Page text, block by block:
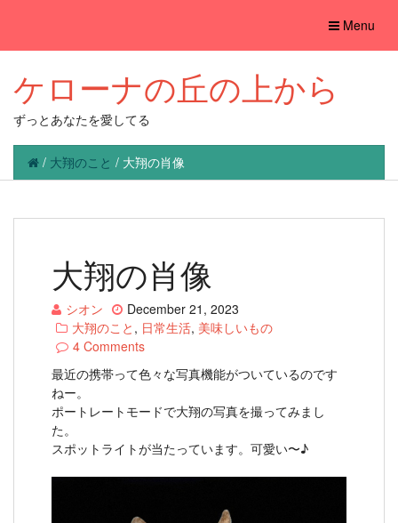
Toggle
Menu
ケローナの丘の上から
ずっとあなたを愛してる
/ 大翔のこと / 大翔の肖像
大翔の肖像
シオン
December 21, 2023
大翔のこと , 日常生活, 美味しいもの
4 Comments
最近の携帯って色々な写真機能がついているのです
ねー。
ポートレートモードで大翔の写真を撮ってみまし
た。
スポットライトが当たっています。可愛い〜♪